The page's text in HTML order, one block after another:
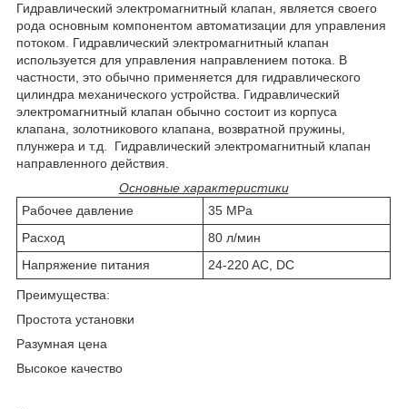
Гидравлический электромагнитный клапан, является своего
рода основным компонентом автоматизации для управления
потоком. Гидравлический электромагнитный клапан
используется для управления направлением потока. В
частности, это обычно применяется для гидравлического
цилиндра механического устройства. Гидравлический
электромагнитный клапан обычно состоит из корпуса
клапана, золотникового клапана, возвратной пружины,
плунжера и т.д. Гидравлический электромагнитный клапан
направленного действия.
Основные характеристики
Рабочее давление
35 MPa
Расход
80 л/мин
Напряжение питания
24-220 AC, DC
Преимущества:
Простота установки
Разумная цена
Высокое качество